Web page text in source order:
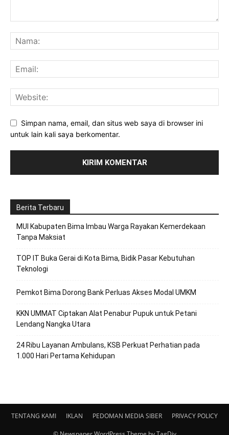
Simpan nama, email, dan situs web saya di browser ini
untuk lain kali saya berkomentar.
Berita Terbaru
MUI Kabupaten Bima Imbau Warga Rayakan Kemerdekaan
Tanpa Maksiat
TOP IT Buka Gerai di Kota Bima, Bidik Pasar Kebutuhan
Teknologi
Pemkot Bima Dorong Bank Perluas Akses Modal UMKM
KKN UMMAT Ciptakan Alat Penabur Pupuk untuk Petani
Lendang Nangka Utara
24 Ribu Layanan Ambulans, KSB Perkuat Perhatian pada
1.000 Hari Pertama Kehidupan
TENTANG KAMI IKLAN PEDOMAN MEDIA SIBER PRIVACY POLICY